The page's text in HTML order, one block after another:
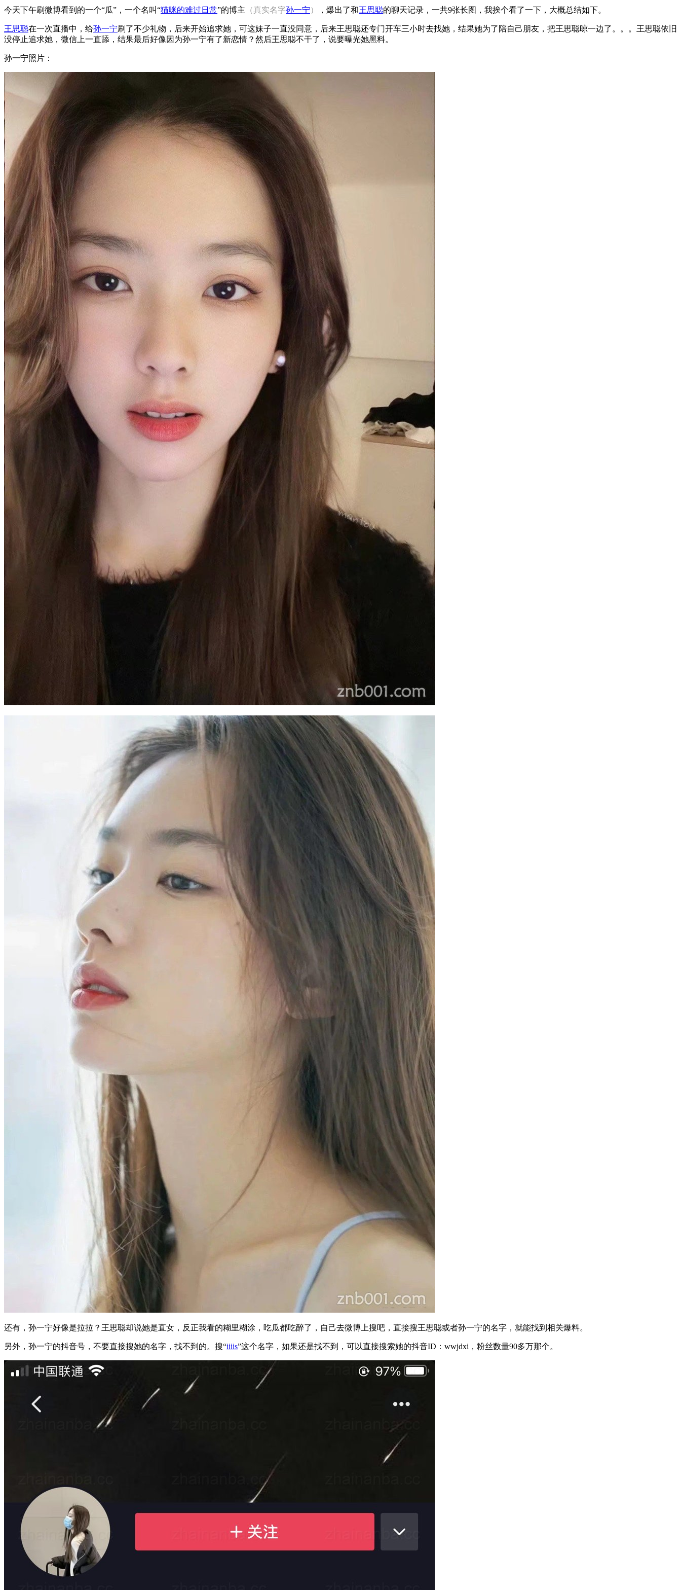
今天下午刷微博看到的一个“瓜”，一个名叫“猫咪的难过日常”的博主 （真实名字孙一宁） ，爆出了和王思聪的聊天记录，一共9张长图，我挨个看了一下，大概总结如下。
王思聪在一次直播中，给孙一宁刷了不少礼物，后来开始追求她，可这妹子一直没同意，后来王思聪还专门开车三小时去找她，结果她为了陪自己朋友，把王思聪晾一边了。。。王思聪依旧
没停止追求她，微信上一直舔，结果最后好像因为孙一宁有了新恋情？然后王思聪不干了，说要曝光她黑料。
孙一宁照片：
还有，孙一宁好像是拉拉？王思聪却说她是直女，反正我看的糊里糊涂，吃瓜都吃醉了，自己去微博上搜吧，直接搜王思聪或者孙一宁的名字，就能找到相关爆料。
另外，孙一宁的抖音号，不要直接搜她的名字，找不到的。搜“iiiis”这个名字，如果还是找不到，可以直接搜索她的抖音ID：wwjdxi，粉丝数量90多万那个。